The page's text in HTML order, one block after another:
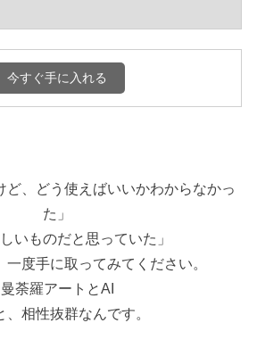
ど、どう使えばいいかわからなかっ
た」
いものだと思っていた」
一度手に取ってみてください。
曼荼羅アートとAI
、相性抜群なんです。